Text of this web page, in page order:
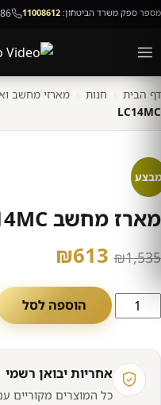
מספר ספק משרד הביטחון: 11008612
דף הבית חנות מארזי מחשב
LC14MC
מארז מחשב SilverStone LC14MC
₪1,535
המחיר
המקורי
היה:
₪1,535.
₪613
הנוכחי
הוא:
₪613.
כמות
של
מחשב
SilverStone
הוספה לסל
אחריות יבואן רשמי
כל המוצרים מקוריים